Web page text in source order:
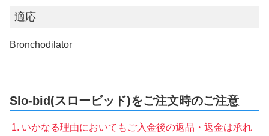
適応
Bronchodilator
Slo-bid(スロービッド)をご注文時のご注意
いかなる理由においてもご入金後の返品・返金は承れ